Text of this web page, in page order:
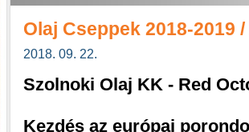
Olaj Cseppek 2018-2019
2018. 09. 22.
Szolnoki Olaj KK - Red
Kezdés az európai